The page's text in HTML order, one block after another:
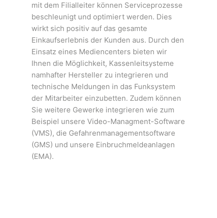
mit dem Filialleiter können Serviceprozesse
beschleunigt und optimiert werden. Dies
wirkt sich positiv auf das gesamte
Einkaufserlebnis der Kunden aus. Durch den
Einsatz eines Mediencenters bieten wir
Ihnen die Möglichkeit, Kassenleitsysteme
namhafter Hersteller zu integrieren und
technische Meldungen in das Funksystem
der Mitarbeiter einzubetten. Zudem können
Sie weitere Gewerke integrieren wie zum
Beispiel unsere Video-Managment-Software
(VMS), die Gefahrenmanagementsoftware
(GMS) und unsere Einbruchmeldeanlagen
(EMA).